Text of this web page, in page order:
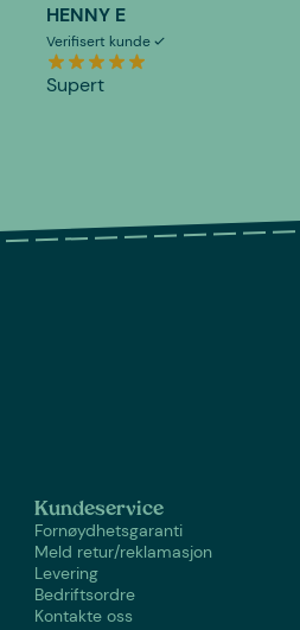
HENNY E
Verifisert kunde
Supert
Kundeservice
Fornøydhetsgaranti
Meld retur/reklamasjon
Levering
Bedriftsordre
Kontakte oss